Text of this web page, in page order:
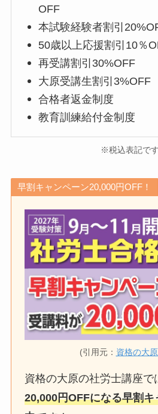
OFF
本試験経験者割引
50歳以上応援割引10％
再受講割引30%OFF
大原受講生割引3%OFF
合格者返金制度
教育訓練給付金制度
※税込表記です
早割キャンペーン20,000円OFF！
(引用元： 資格の大
資格の大原の社労士講座で
20,000円OFFになる早割